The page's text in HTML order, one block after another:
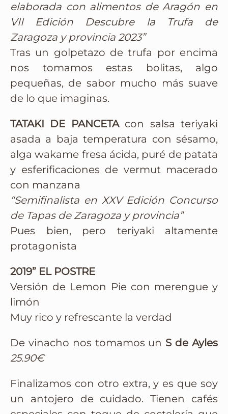
elaborada con alimentos de Aragón en
VII Edición Descubre la Trufa de
Zaragoza y provincia 2023”
Tras un golpetazo de trufa por encima
nos tomamos estas bolitas, algo
pequeñas, de sabor mucho más suave
de lo que imaginas.
TATAKI DE PANCETAcon salsa teriyaki
asada a baja temperatura con sésamo,
alga wakame fresa ácida, puré de patata
y esferificaciones de vermut macerado
con manzana
“Semifinalista en XXV Edición Concurso
de Tapas de Zaragoza y provincia”
Pues bien, pero teriyaki altamente
protagonista
2019” EL POSTRE
Versión de Lemon Pie con merengue y
limón
Muy rico y refrescante la verdad
De vinacho nos tomamos un S de Ayles
25.90€
Finalizamos con otro extra, y es que soy
un antojero de cuidado. Tienen cafés